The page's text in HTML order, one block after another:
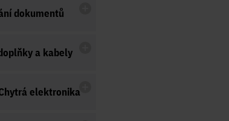
dokumentů
a kabely
elektronika